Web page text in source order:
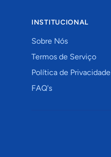
INSTITUCIONAL
Sobre Nós
Termos de Serviço
Política de Privacidade
FAQ's